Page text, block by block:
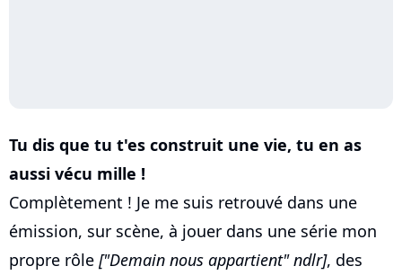
Tu dis que tu t'es construit une vie, tu en as
aussi vécu mille !
Complètement ! Je me suis retrouvé dans une
émission, sur scène, à jouer dans une série mon
propre rôle ["Demain nous appartient" ndlr], des